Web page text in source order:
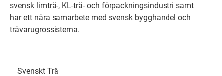
svensk limträ-, KL-trä- och förpackningsindustri samt
har ett nära samarbete med svensk bygghandel och
trävarugrossisterna.
Svenskt Trä